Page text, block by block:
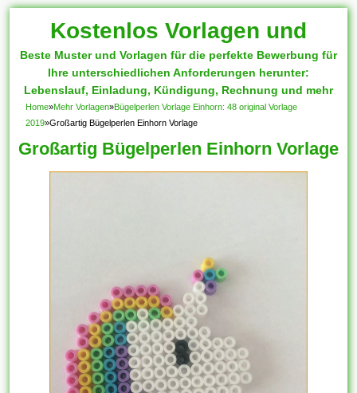
Kostenlos Vorlagen und
Muster
Beste Muster und Vorlagen für die perfekte Bewerbung für
Ihre unterschiedlichen Anforderungen herunter:
Lebenslauf, Einladung, Kündigung, Rechnung und mehr
Home»Mehr Vorlagen»Bügelperlen Vorlage Einhorn: 48 original Vorlage
2019»Großartig Bügelperlen Einhorn Vorlage
Großartig Bügelperlen Einhorn Vorlage